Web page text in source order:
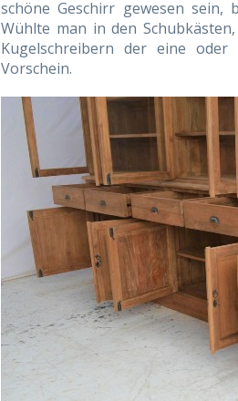
schöne Geschirr gewesen sein,
Wühlte man in den
Kugelschreibern der eine
Vorschein.